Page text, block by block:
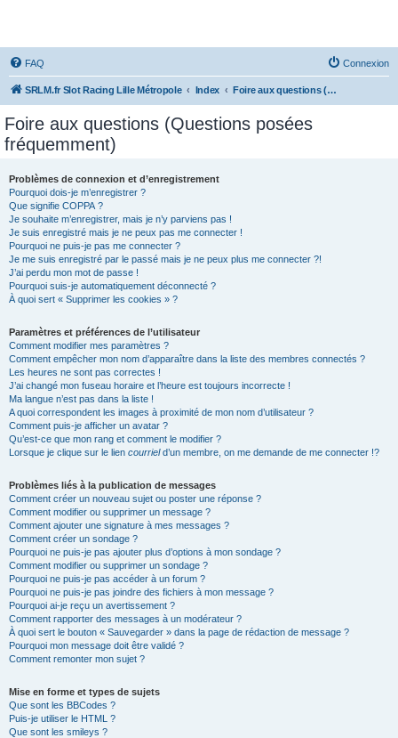
FAQ Connexion
SRLM.fr Slot Racing Lille Métropole Index Foire aux questions (Questions posées fréquemment)
Foire aux questions (Questions posées
fréquemment)
Problèmes de connexion et d’enregistrement
Pourquoi dois-je m’enregistrer ?
Que signifie COPPA ?
Je souhaite m’enregistrer, mais je n’y parviens pas !
Je suis enregistré mais je ne peux pas me connecter !
Pourquoi ne puis-je pas me connecter ?
Je me suis enregistré par le passé mais je ne peux plus me connecter ?!
J’ai perdu mon mot de passe !
Pourquoi suis-je automatiquement déconnecté ?
À quoi sert « Supprimer les cookies » ?
Paramètres et préférences de l’utilisateur
Comment modifier mes paramètres ?
Comment empêcher mon nom d’apparaître dans la liste des membres connectés ?
Les heures ne sont pas correctes !
J’ai changé mon fuseau horaire et l’heure est toujours incorrecte !
Ma langue n’est pas dans la liste !
A quoi correspondent les images à proximité de mon nom d’utilisateur ?
Comment puis-je afficher un avatar ?
Qu’est-ce que mon rang et comment le modifier ?
Lorsque je clique sur le lien courrield’un membre, on me demande de me connecter !?
Problèmes liés à la publication de messages
Comment créer un nouveau sujet ou poster une réponse ?
Comment modifier ou supprimer un message ?
Comment ajouter une signature à mes messages ?
Comment créer un sondage ?
Pourquoi ne puis-je pas ajouter plus d’options à mon sondage ?
Comment modifier ou supprimer un sondage ?
Pourquoi ne puis-je pas accéder à un forum ?
Pourquoi ne puis-je pas joindre des fichiers à mon message ?
Pourquoi ai-je reçu un avertissement ?
Comment rapporter des messages à un modérateur ?
À quoi sert le bouton « Sauvegarder » dans la page de rédaction de message ?
Pourquoi mon message doit être validé ?
Comment remonter mon sujet ?
Mise en forme et types de sujets
Que sont les BBCodes ?
Puis-je utiliser le HTML ?
Que sont les smileys ?